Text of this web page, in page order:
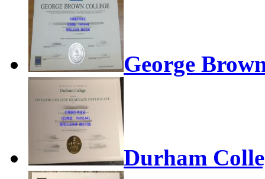
George
Durham